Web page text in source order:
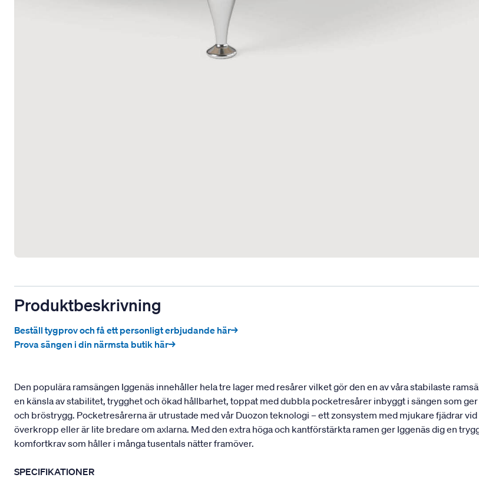
Produktbeskrivning
Beställ tygprov och få ett personligt erbjudande här→
Prova sängen i din närmsta butik här→
Den populära ramsängen Iggenäs innehåller hela tre lager med resårer vilket gör den en av våra stabilaste
en känsla av stabilitet, trygghet och ökad hållbarhet, toppat med dubbla pocketresårer inbyggt i sängen som
och bröstrygg. Pocketresårerna är utrustade med vår Duozon teknologi – ett zonsystem med mjukare fjädrar
överkropp eller är lite bredare om axlarna. Med den extra höga och kantförstärkta ramen ger Iggenäs dig en
komfortkrav som håller i många tusentals nätter framöver.
SPECIFIKATIONER